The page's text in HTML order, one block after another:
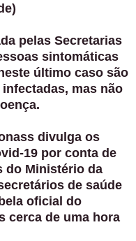
pelas Secretarias
sintomáticas
último caso são
mas não
divulga os
19 por conta de
do Ministério da
de saúde
oficial do
cerca de uma hora